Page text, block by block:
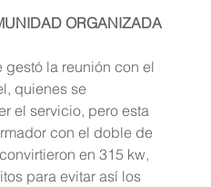
ORGANIZADA
gestó la reunión con el
quienes se
el servicio, pero esta
con el doble de
en 315 kw,
para evitar así los